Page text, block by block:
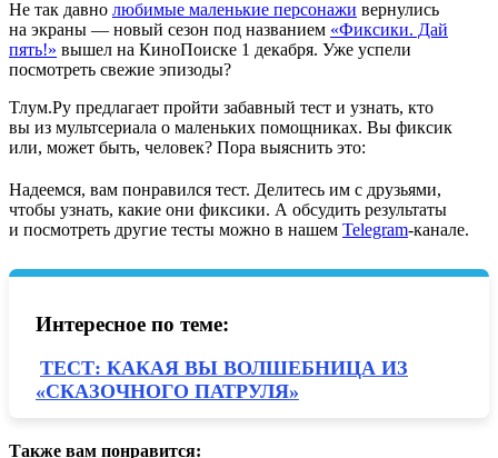
Не так давно любимые маленькие персонажи вернулись
на экраны — новый сезон под названием «Фиксики. Дай
пять!» вышел на КиноПоиске 1 декабря. Уже успели
посмотреть свежие эпизоды?
Тлум.Ру предлагает пройти забавный тест и узнать, кто
вы из мультсериала о маленьких помощниках. Вы фиксик
или, может быть, человек? Пора выяснить это:
Надеемся, вам понравился тест. Делитесь им с друзьями,
чтобы узнать, какие они фиксики. А обсудить результаты
и посмотреть другие тесты можно в нашем Telegram-канале.
Интересное по теме:
ТЕСТ: КАКАЯ ВЫ ВОЛШЕБНИЦА ИЗ
«СКАЗОЧНОГО ПАТРУЛЯ»
Также вам понравится: